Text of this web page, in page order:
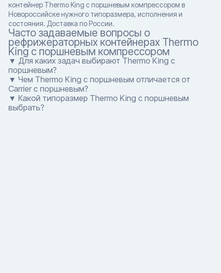
контейнер Thermo King с поршневым компрессором в
Новороссийске нужного типоразмера, исполнения и
состояния. Доставка по России.
Часто задаваемые вопросы о
рефрижераторных контейнерах Thermo
King с поршневым компрессором
▼ Для каких задач выбирают Thermo King с
поршневым?
▼ Чем Thermo King с поршневым отличается от
Carrier с поршневым?
▼ Какой типоразмер Thermo King с поршневым
выбрать?